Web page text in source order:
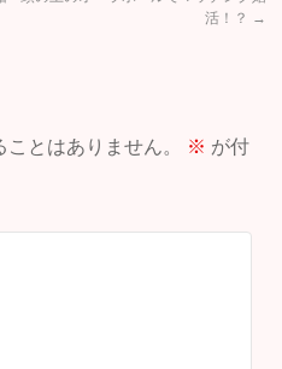
活！？ →
とはありません。 ※ が付